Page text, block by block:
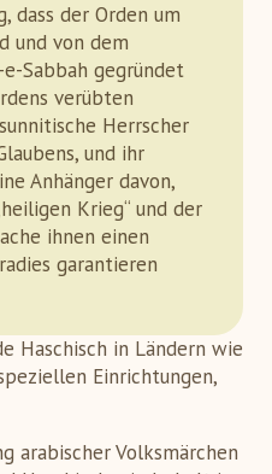
dass der Orden um
und von dem
Sabbah gegründet
verübten
Herrscher
und ihr
Anhänger davon,
Krieg“ und der
ihnen einen
garantieren
Haschisch in Ländern wie
Einrichtungen,
arabischer Volksmärchen